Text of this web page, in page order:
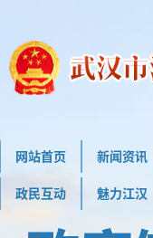
网站首页 新闻资讯
政民互动 魅力江汉